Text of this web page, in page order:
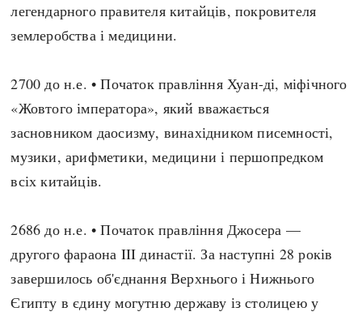
легендарного правителя китайців, покровителя
землеробства і медицини.
2700 до н.е. • Початок правління Хуан-ді, міфічного
«Жовтого імператора», який вважається
засновником даосизму, винахідником писемності,
музики, арифметики, медицини і першопредком
всіх китайців.
2686 до н.е. • Початок правління Джосера —
другого фараона III династії. За наступні 28 років
завершилось об'єднання Верхнього і Нижнього
Єгипту в єдину могутню державу із столицею у